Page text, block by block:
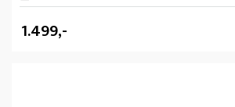
1.499,-